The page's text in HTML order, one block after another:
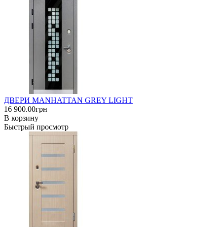
ДВЕРИ MANHATTAN GREY LIGHT
16 900.00грн
В корзину
Быстрый просмотр